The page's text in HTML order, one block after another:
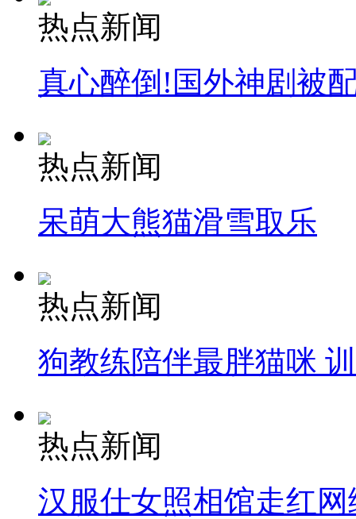
热点新闻
真心醉倒!国外神剧被
热点新闻
呆萌大熊猫滑雪取乐
热点新闻
狗教练陪伴最胖猫咪
热点新闻
汉服仕女照相馆走红网